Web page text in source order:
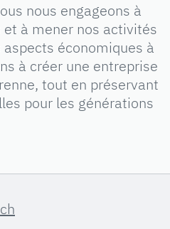
nous engageons à
à mener nos activités
économiques à
à créer une entreprise
tout en préservant
pour les générations